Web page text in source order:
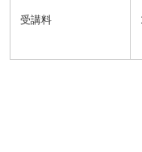
受講料